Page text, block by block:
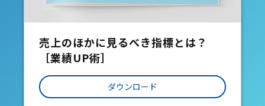
売上のほかに見るべき指標とは？
［業績UP術］
ダウンロード